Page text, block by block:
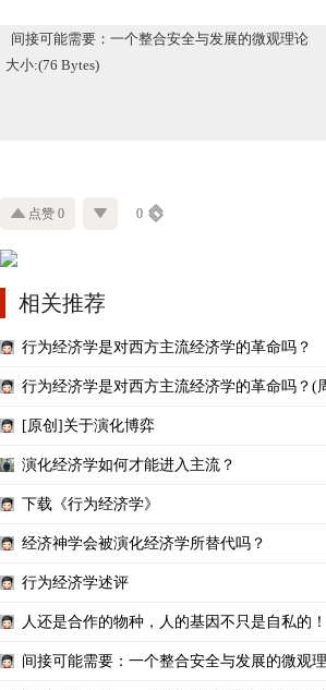
间接可能需要：一个整合安全与发展的微观理论
大小:(76 Bytes)
点赞 0 0
相关推荐
行为经济学是对西方主流经济学的革命吗？
行为经济学是对西方主流经济学的革命吗？(
[原创]关于演化博弈
演化经济学如何才能进入主流？
下载《行为经济学》
经济神学会被演化经济学所替代吗？
行为经济学述评
人还是合作的物种，人的基因不只是自私的！
间接可能需要：一个整合安全与发展的微观